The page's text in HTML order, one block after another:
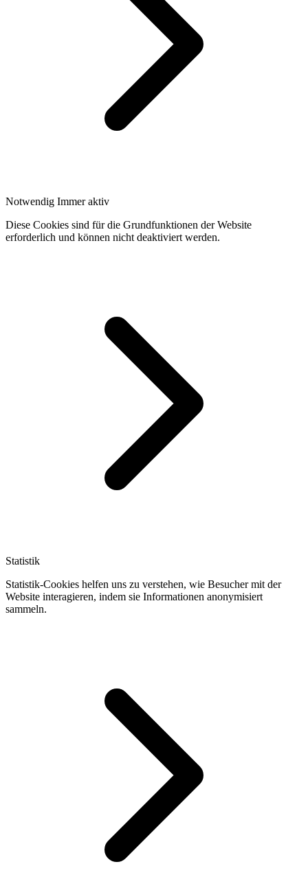
Notwendig Immer aktiv
Diese Cookies sind für die Grundfunktionen der Website
erforderlich und können nicht deaktiviert werden.
Statistik
Statistik-Cookies helfen uns zu verstehen, wie Besucher mit der
Website interagieren, indem sie Informationen anonymisiert
sammeln.